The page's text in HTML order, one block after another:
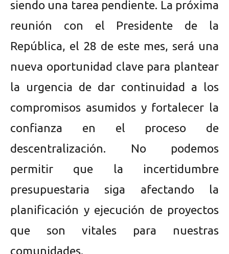
siendo una tarea pendiente. La próxima
reunión con el Presidente de la
República, el 28 de este mes, será una
nueva oportunidad clave para plantear
la urgencia de dar continuidad a los
compromisos asumidos y fortalecer la
confianza en el proceso de
descentralización. No podemos
permitir que la incertidumbre
presupuestaria siga afectando la
planificación y ejecución de proyectos
que son vitales para nuestras
comunidades.